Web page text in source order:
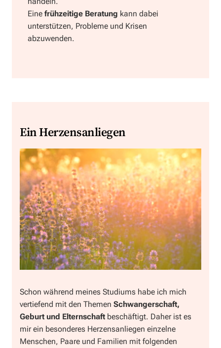
Eine frühzeitige Beratung kann dabei
unterstützen, Probleme und Krisen
abzuwenden.
Ein Herzensanliegen
Schon während meines Studiums habe ich mich
vertiefend mit den Themen Schwangerschaft,
Geburt und Elternschaft beschäftigt. Daher ist es
mir ein besonderes Herzensanliegen einzelne
Menschen, Paare und Familien mit folgenden